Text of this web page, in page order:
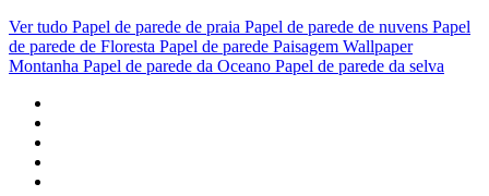
Ver tudo Papel de parede de praia Papel de parede de nuvens Papel
de parede de Floresta Papel de parede Paisagem Wallpaper
Montanha Papel de parede da Oceano Papel de parede da selva